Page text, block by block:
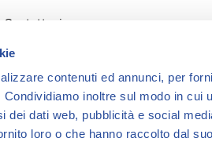
contenuti ed annunci, per
Condividiamo inoltre sul modo in cui
dei dati web, pubblicità e social
loro o che hanno raccolto dal
Contattaci